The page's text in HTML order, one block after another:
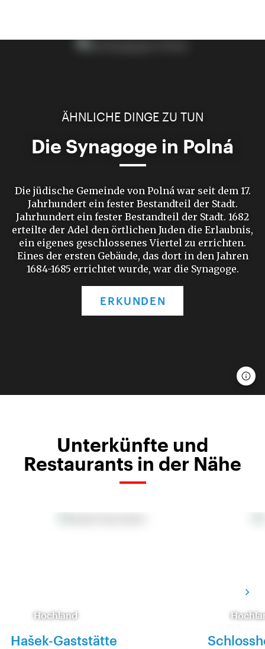
ÄHNLICHE DINGE ZU TUN
Die Synagoge in Polná
Die jüdische Gemeinde von Polná war seit dem 17.
Jahrhundert ein fester Bestandteil der Stadt.
Jahrhundert ein fester Bestandteil der Stadt. 1682
erteilte der Adel den örtlichen Juden die Erlaubnis,
ein eigenes geschlossenes Viertel zu errichten.
Eines der ersten Gebäude, das dort in den Jahren
1684-1685 errichtet wurde, war die Synagoge.
ERKUNDEN
Unterkünfte und
Restaurants in der Nähe
Hochland
Hašek-Gaststätte